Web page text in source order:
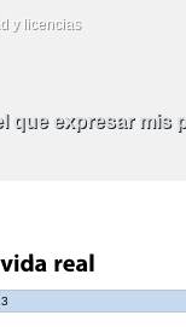
y licencias
que expresar mis